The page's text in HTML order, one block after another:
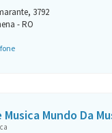
3792
- RO
Musica Mundo Da